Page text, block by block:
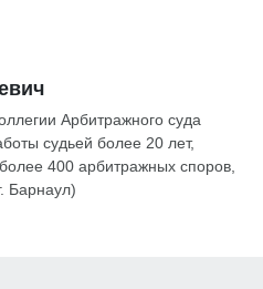
Арбитражного суда
судьей более 20 лет,
400 арбитражных споров,
Барнаул)